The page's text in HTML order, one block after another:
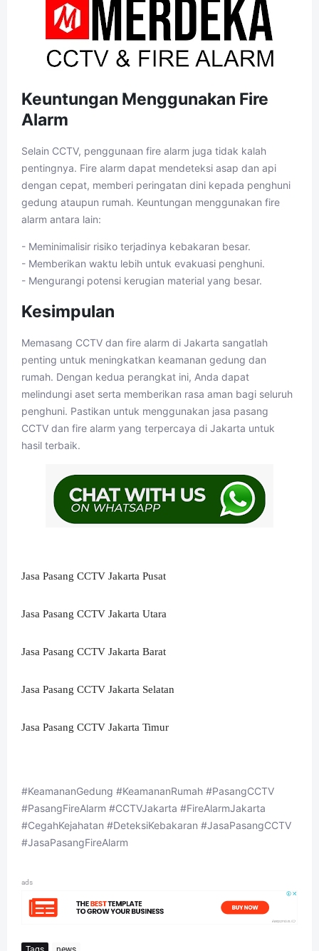
Keuntungan Menggunakan Fire
Alarm
Selain CCTV, penggunaan fire alarm juga tidak kalah
pentingnya. Fire alarm dapat mendeteksi asap dan api
dengan cepat, memberi peringatan dini kepada penghuni
gedung ataupun rumah. Keuntungan menggunakan fire
alarm antara lain:
- Meminimalisir risiko terjadinya kebakaran besar.
- Memberikan waktu lebih untuk evakuasi penghuni.
- Mengurangi potensi kerugian material yang besar.
Kesimpulan
Memasang CCTV dan fire alarm di Jakarta sangatlah
penting untuk meningkatkan keamanan gedung dan
rumah. Dengan kedua perangkat ini, Anda dapat
melindungi aset serta memberikan rasa aman bagi seluruh
penghuni. Pastikan untuk menggunakan jasa pasang
CCTV dan fire alarm yang terpercaya di Jakarta untuk
hasil terbaik.
Jasa Pasang CCTV Jakarta Pusat
Jasa Pasang CCTV Jakarta Utara
Jasa Pasang CCTV Jakarta Barat
Jasa Pasang CCTV Jakarta Selatan
Jasa Pasang CCTV Jakarta Timur
#KeamananGedung #KeamananRumah #PasangCCTV
#PasangFireAlarm #CCTVJakarta #FireAlarmJakarta
#CegahKejahatan #DeteksiKebakaran #JasaPasangCCTV
#JasaPasangFireAlarm
ads